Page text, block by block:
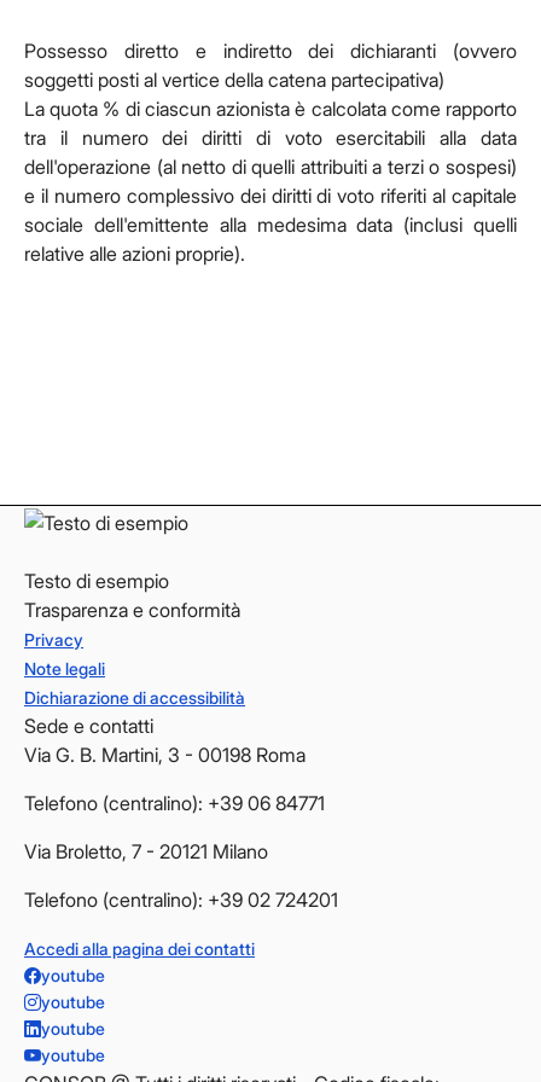
Possesso diretto e indiretto dei dichiaranti (ovvero
soggetti posti al vertice della catena partecipativa)
La quota % di ciascun azionista è calcolata come rapporto
tra il numero dei diritti di voto esercitabili alla data
dell'operazione (al netto di quelli attribuiti a terzi o sospesi)
e il numero complessivo dei diritti di voto riferiti al capitale
sociale dell'emittente alla medesima data (inclusi quelli
relative alle azioni proprie).
Testo di esempio
Trasparenza e conformità
Privacy
Note legali
Dichiarazione di accessibilità
Sede e contatti
Via G. B. Martini, 3 - 00198 Roma
Telefono (centralino): +39 06 84771
Via Broletto, 7 - 20121 Milano
Telefono (centralino): +39 02 724201
Accedi alla pagina dei contatti
youtube
youtube
youtube
youtube